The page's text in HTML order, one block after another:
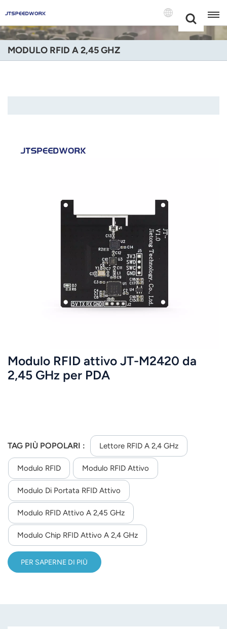
+86 -18681515767
English
عربي
日语
한국어
Türk
Melayu
Indonesia
norsk
magyar
MODULO RFID A 2,45 GHZ
Modulo RFID attivo JT-M2420 da
2,45 GHz per PDA
TAG PIÙ POPOLARI : Lettore RFID A 2,4 GHz
Modulo RFID Modulo RFID Attivo
Modulo Di Portata RFID Attivo
Modulo RFID Attivo A 2,45 GHz
Modulo Chip RFID Attivo A 2,4 GHz
PER SAPERNE DI PIÙ